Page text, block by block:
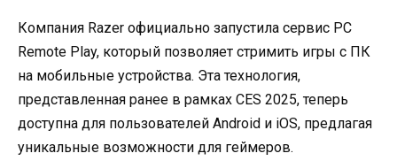
Компания Razer официально запустила сервис PC
Remote Play, который позволяет стримить игры с ПК
на мобильные устройства. Эта технология,
представленная ранее в рамках CES 2025, теперь
доступна для пользователей Android и iOS, предлагая
уникальные возможности для геймеров.